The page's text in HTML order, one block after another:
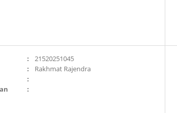
:
21520251045
:
Rakhmat Rajendra
:
: